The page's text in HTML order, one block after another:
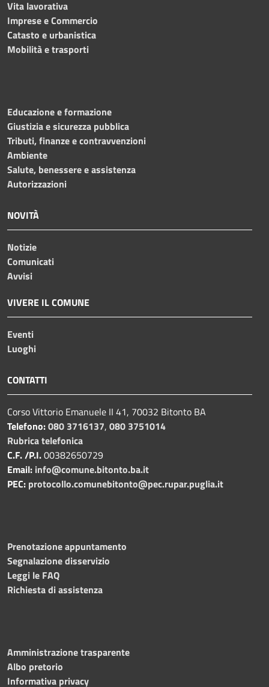
Vita lavorativa
Imprese e Commercio
Catasto e urbanistica
Mobilità e trasporti
Educazione e formazione
Giustizia e sicurezza pubblica
Tributi, finanze e contravvenzioni
Ambiente
Salute, benessere e assistenza
Autorizzazioni
NOVITÀ
Notizie
Comunicati
Avvisi
VIVERE IL COMUNE
Eventi
Luoghi
CONTATTI
Corso Vittorio Emanuele II 41, 70032 Bitonto BA
Telefono:080 3716137, 080 3751014
Rubrica telefonica
C.F. /P.I.00382650729
Email: info@comune.bitonto.ba.it
PEC: protocollo.comunebitonto@pec.rupar.puglia.it
Prenotazione appuntamento
Segnalazione disservizio
Leggi le FAQ
Richiesta di assistenza
Amministrazione trasparente
Albo pretorio
Informativa privacy